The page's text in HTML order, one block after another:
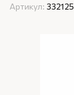
Артикул: 332125